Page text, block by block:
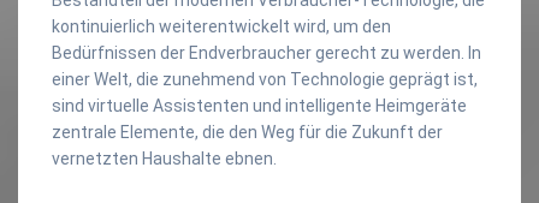
kontinuierlich weiterentwickelt wird, um den
Bedürfnissen der Endverbraucher gerecht zu werden. In
einer Welt, die zunehmend von Technologie geprägt ist,
sind virtuelle Assistenten und intelligente Heimgeräte
zentrale Elemente, die den Weg für die Zukunft der
vernetzten Haushalte ebnen.